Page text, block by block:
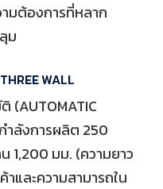
มต้องการที่หลาก
ม
WALL
(AUTOMATIC
ำลังการผลิต 250
1,200 มม. (ความยาว
และความสามารถใน